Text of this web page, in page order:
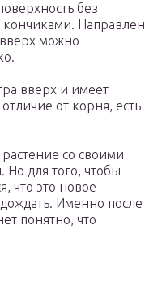
без
Направлен
можно
вверх и имеет
от корня, есть
со своими
для того, чтобы
что это новое
Именно после
понятно, что